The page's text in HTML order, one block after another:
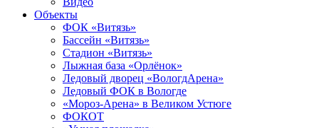
Объекты
ФОК «Витязь»
Бассейн «Витязь»
Стадион «Витязь»
Лыжная база «Орлёнок»
Ледовый дворец «ВологдАрена»
Ледовый ФОК в Вологде
«Мороз-Арена» в Великом Устюге
ФОКОТ